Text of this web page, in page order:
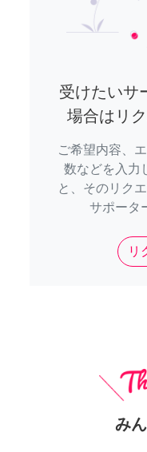
受けたいサ
場合はリ
ご希望内容、
数などを入力
と、そのリク
サポータ
リ
み